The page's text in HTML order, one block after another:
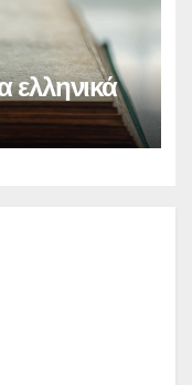
ελληνικά